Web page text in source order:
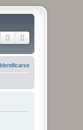
Buscar
Identificarse